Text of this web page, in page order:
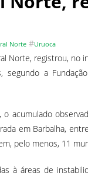
Norte #Uruoca
Norte, registrou,
a
o acumulado
em Barbalha,
pelo menos, 11
à áreas de